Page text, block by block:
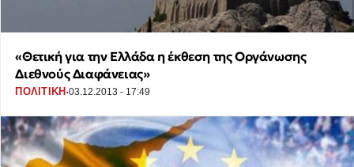
«Θετική για την Ελλάδα η έκθεση της Οργάνωσης
Διεθνούς Διαφάνειας»
ΠΟΛΙΤΙΚΗ ·03.12.2013 - 17:49